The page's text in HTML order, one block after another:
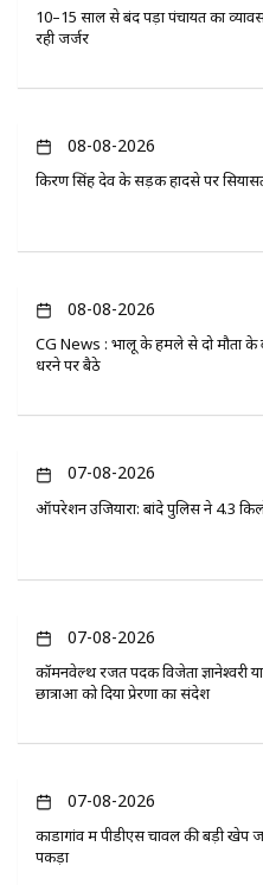
10–15 साल से बंद पड़ा पंचायत का
रही जर्जर
08-08-2026
किरण सिंह देव के सड़क हादसे पर
08-08-2026
CG News : भालू के हमले से दो मौतों के
धरने पर बैठे
07-08-2026
ऑपरेशन उजियारा: बांदे पुलिस ने 4.3
07-08-2026
कॉमनवेल्थ रजत पदक विजेता ज्ञानेश्वरी
छात्राओं को दिया प्रेरणा का संदेश
07-08-2026
कोंडागांव में पीडीएस चावल की बड़ी खेप
पकड़ा